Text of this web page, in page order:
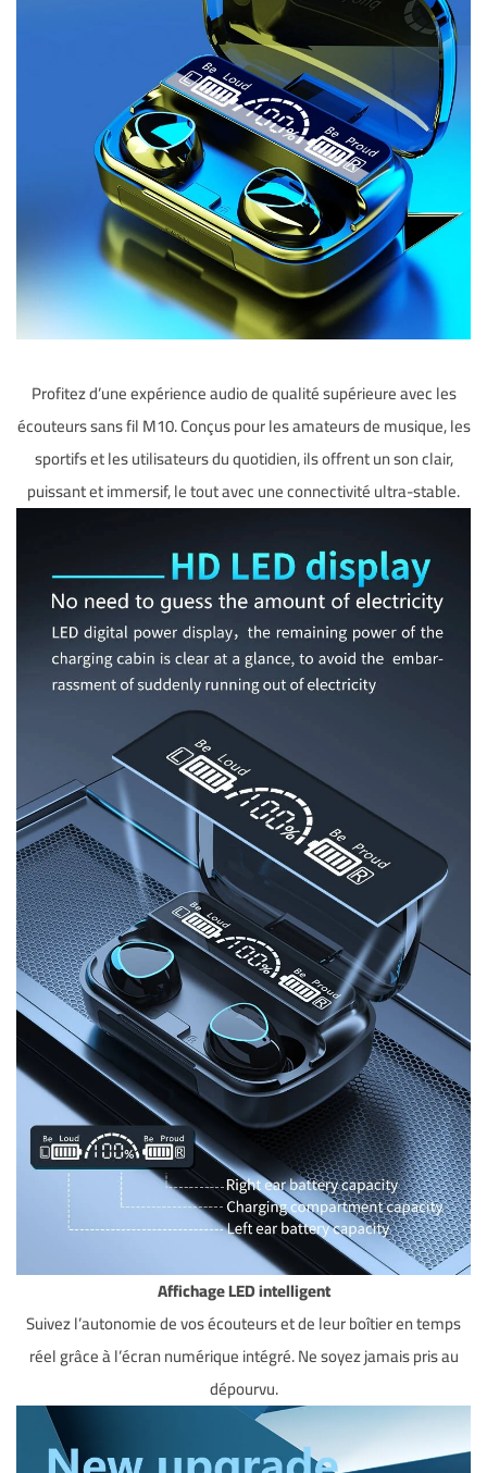
Profitez d’une expérience audio de qualité supérieure avec les
écouteurs sans fil M10. Conçus pour les amateurs de musique, les
sportifs et les utilisateurs du quotidien, ils offrent un son clair,
puissant et immersif, le tout avec une connectivité ultra-stable.
Affichage LED intelligent
Suivez l’autonomie de vos écouteurs et de leur boîtier en temps
réel grâce à l’écran numérique intégré. Ne soyez jamais pris au
dépourvu.